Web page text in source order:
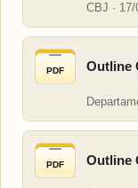
CBJ ·
PDF Outline
PDF Outline